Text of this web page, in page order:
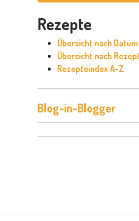
Rezepte
Übersicht nach Datum
Übersicht nach
Rezepteindex A-Z
Blog-in-Blogger